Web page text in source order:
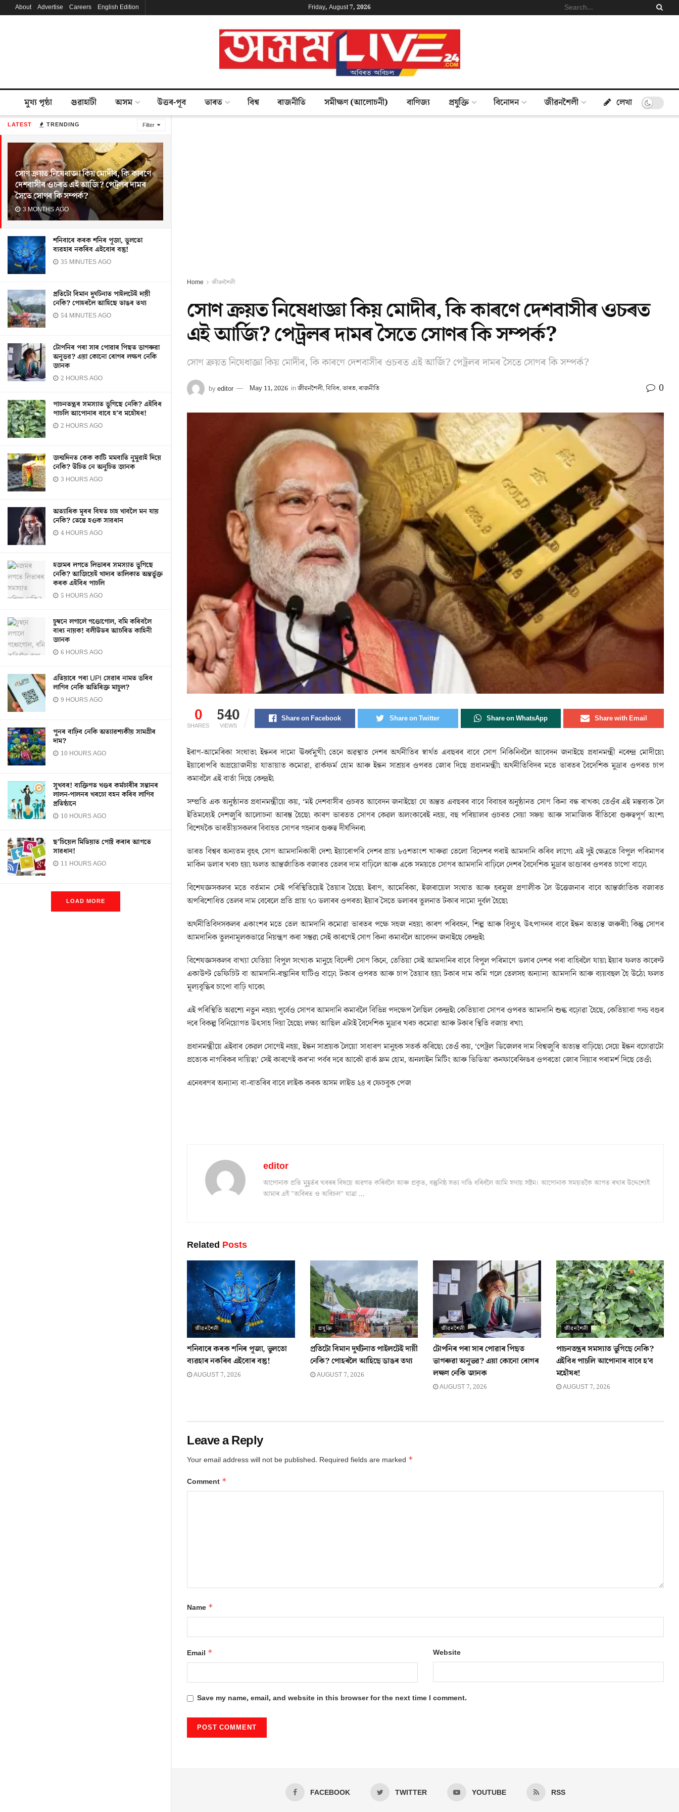
LATEST TRENDING Filter
সোণ ক্ৰয়ত নিষেধাজ্ঞা কিয় মোদীৰ, কি কাৰণে
দেশবাসীৰ ওচৰত এই আৰ্জি? পেট্ৰলৰ দামৰ
সৈতে সোণৰ কি সম্পৰ্ক?
3 MONTHS AGO
শনিবাৰে কৰক শনিৰ পূজা, ভুলতো
ব্যৱহাৰ নকৰিব এইবোৰ বস্তু!
35 MINUTES AGO
প্ৰতিটো বিমান দুৰ্ঘটনাত পাইলটেই দায়ী
নেকি? পোহৰলৈ আহিছে ডাঙৰ তথ্য
54 MINUTES AGO
টোপনিৰ পৰা সাৰ পোৱাৰ পিছত ভাগৰুৱা
অনুভৱ? এয়া কোনো ৰোগৰ লক্ষণ নেকি
জানক
2 HOURS AGO
পাচনতন্ত্ৰৰ সমস্যাত ভুগিছে নেকি? এইবিধ
পাচলি আপোনাৰ বাবে হ’ব মহৌষধ!
2 HOURS AGO
জন্মদিনত কেক কাটি মমবাতি নুমুৱাই দিয়ে
নেকি? উচিত নে অনুচিত জানক
3 HOURS AGO
অত্যাধিক মূৰৰ বিষত চাহ খাবলৈ মন যায়
নেকি? তেন্তে হওক সাৱধান
4 HOURS AGO
হজমৰ লগতে লিভাৰৰ সমস্যাত ভুগিছে
নেকি? আজিয়েই খাদ্যৰ তালিকাত অন্তৰ্ভুক্ত
কৰক এইবিধ পাচলি
5 HOURS AGO
চুম্বনে লগালে গণ্ডোগোল, বমি কৰিবলৈ
বাধ্য নায়ক! বলীউডৰ আচৰিত কাহিনী
জানক
6 HOURS AGO
এতিয়াৰে পৰা UPI সেৱাৰ নামত ভৰিব
লাগিব নেকি অতিৰিক্ত মাচুল?
9 HOURS AGO
পুনৰ বাঢ়িব নেকি অত্যাৱশ্যকীয় সামগ্ৰীৰ
দাম?
10 HOURS AGO
সুখবৰ! ব্যক্তিগত খণ্ডৰ কৰ্মচাৰীৰ সন্তানৰ
লালন-পালনৰ খৰচো বহন কৰিব লাগিব
প্ৰতিষ্ঠানে
10 HOURS AGO
ছ’চিয়েল মিডিয়াত পোষ্ট কৰাৰ আগতে
সাৱধান!
11 HOURS AGO
LOAD MORE
About Advertise Careers English Edition Friday, August 7, 2026
মুখ্য পৃষ্ঠা গুৱাহাটী অসম উত্তৰ-পূব ভাৰত বিশ্ব ৰাজনীতি সমীক্ষণ (আলোচনী) বাণিজ্য প্ৰযুক্তি বিনোদন জীৱনশৈলী লেখা
Home জীৱনশৈলী
সোণ ক্ৰয়ত নিষেধাজ্ঞা কিয় মোদীৰ, কি কাৰণে দেশবাসীৰ ওচৰত
এই আৰ্জি? পেট্ৰলৰ দামৰ সৈতে সোণৰ কি সম্পৰ্ক?
সোণ ক্ৰয়ত নিষেধাজ্ঞা কিয় মোদীৰ, কি কাৰণে দেশবাসীৰ ওচৰত এই আৰ্জি? পেট্ৰলৰ দামৰ সৈতে সোণৰ কি সম্পৰ্ক?
byeditor May 11, 2026 inজীৱনশৈলী,বিবিধ,ভাৰত,ৰাজনীতি 0
0
SHARES
540
VIEWS
Share on Facebook Share on Twitter Share on WhatsApp Share with Email
ইৰাণ-আমেৰিকা সংঘাত৷ ইন্ধনৰ দামো ঊৰ্ধ্বমুখী৷ তেনে অৱস্থাত দেশৰ অৰ্থনীতিৰ স্বাৰ্থত এবছৰৰ বাবে সোণ নিকিনিবলৈ আবেদন জনাইছে প্ৰধানমন্ত্ৰী নৰেন্দ্ৰ মোদীয়ে৷
ইয়াৰোপৰি অপ্ৰয়োজনীয় যাতায়াত কমোৱা, ৱাৰ্কফৰ্ম হোম আৰু ইন্ধন সাশ্ৰয়ৰ ওপৰত জোৰ দিছে প্ৰধানমন্ত্ৰী৷ অৰ্থনীতিবিদৰ মতে ভাৰতৰ বৈদেশিক মুদ্ৰাৰ ওপৰত চাপ
কমাবলৈ এই বাৰ্তা দিছে কেন্দ্ৰই৷
সম্প্ৰতি এক অনুষ্ঠানত প্ৰধানমন্ত্ৰীয়ে কয়, ‘মই দেশবাসীৰ ওচৰত আবেদন জনাইছো যে অন্তত এবছৰৰ বাবে বিবাহৰ অনুষ্ঠানত সোণ কিনা বন্ধ ৰাখক৷ তেওঁৰ এই মন্তব্যক লৈ
ইতিমধ্যেই দেশজুৰি আলোচনা আৰম্ভ হৈছে৷ কাৰণ ভাৰতত সোণৰ কেৱল অলংকাৰেই নহয়, বহু পৰিয়ালৰ ওচৰত সেয়া সঞ্চয় আৰু সামাজিক ৰীতিৰো গুৰুত্বপূৰ্ণ অংশ৷
বিশেষকৈ ভাৰতীয়সকলৰ বিবাহত সোণৰ গহনাৰ গুৰুত্ব দীৰ্ঘদিনৰ৷
ভাৰত বিশ্বৰ অন্যতম বৃহৎ সোণ আমদানিকাৰী দেশ৷ ইয়াৰোপৰি দেশৰ প্ৰায় ৮৫শতাংশ খাৰুৱা তেলো বিদেশৰ পৰাই আমদানি কৰিব লাগে৷ এই দুই ক্ষেত্ৰতে বিপুল পৰিমাণৰ
মাৰ্কিন ডলাৰ খৰচ হয়৷ ফলত আন্তৰ্জাতিক বজাৰত তেলৰ দাম বাঢ়িলে আৰু একে সময়তে সোণৰ আমদানি বাঢ়িলে দেশৰ বৈদেশিক মুদ্ৰাৰ ভাণ্ডাৰৰ ওপৰত চাপো বাঢ়ে৷
বিশেষজ্ঞসকলৰ মতে বৰ্তমান সেই পৰিস্থিতিয়েই তৈয়াৰ হৈছে৷ ইৰাণ, আমেৰিকা, ইজৰায়েল সংঘাত আৰু হৰমুজ প্ৰণালীক লৈ উত্তেজনাৰ বাবে আন্তৰ্জাতিক বজাৰত
অপৰিশোধিত তেলৰ দাম বেৰেলে প্ৰতি প্ৰায় ৭০ ডলাৰৰ ওপৰত৷ ইয়াৰ সৈতে ডলাৰৰ তুলনাত টকাৰ দামো দুৰ্বল হৈছে৷
অৰ্থনীতিবিদসকলৰ একাংশৰ মতে তেল আমদানি কমোৱা ভাৰতৰ পক্ষে সহজ নহয়৷ কাৰণ পৰিবহন, শিল্প আৰু বিদ্যুৎ উৎপাদনৰ বাবে ইন্ধন অত্যন্ত জৰুৰী৷ কিন্তু সোণৰ
আমদানিক তুলনামূলকভাৱে নিয়ন্ত্ৰণ কৰা সম্ভৱ৷ সেই কাৰণেই সোণ কিনা কমাবলৈ আবেদন জনাইছে কেন্দ্রই৷
বিশেষজ্ঞসকলৰ বাখ্যা যেতিয়া বিপুল সংখ্যক মানুহে বিদেশী সোণ কিনে, তেতিয়া সেই আমদানিৰ বাবে বিপুল পৰিমাণে ডলাৰ দেশৰ পৰা বাহিৰলৈ যায়৷ ইয়াৰ ফলত কাৰেণ্ট
একাউণ্ট ডেফিচিট বা আমদানি-ৰপ্তানিৰ ঘাটিও বাঢ়ে৷ টকাৰ ওপৰত আৰু চাপ তৈয়াৰ হয়৷ টকাৰ দাম কমি গলে তেলসহ অন্যান্য আমদানি আৰু ব্যয়বহুল হৈ উঠে৷ ফলত
মূল্যবৃদ্ধিৰ চাপো বাঢ়ি থাকে৷
এই পৰিস্থিতি অৱশ্যে নতুন নহয়৷ পূৰ্বেও সোণৰ আমদানি কমাবলৈ বিভিন্ন পদক্ষেপ লৈছিল কেন্দ্ৰই৷ কেতিয়াবা সোণৰ ওপৰত আমদানি শুল্ক বঢ়োৱা হৈছে, কেতিয়াবা গল্ড বণ্ডৰ
দৰে বিকল্প বিনিয়োগত উৎসাহ দিয়া হৈছে৷ লক্ষ্য আছিল এটাই বৈদেশিক মুদ্ৰাৰ খৰচ কমোৱা আৰু টকাৰ স্থিতি বজায় ৰখা৷
প্রধানমন্ত্ৰীয়ে এইবাৰ কেৱল সোণেই নহয়, ইন্ধন সাশ্ৰয়ক লৈয়ো সাধাৰণ মানুহক সতৰ্ক কৰিছে৷ তেওঁ কয়, ‘পেট্ৰল ডিজেলৰ দাম বিশ্বজুৰি অত্যন্ত বাঢ়িছে৷ সেয়ে ইন্ধন বচোৱাটো
প্ৰত্যেক নাগৰিকৰ দায়িত্ব৷’ সেই কাৰণেই কৰ’না পৰ্বৰ দৰে আকৌ ৱাৰ্ক ফ্ৰম হোম, অনলাইন মিটিং আৰু ভিডিঅ’ কনফাৰেন্সিঙৰ ওপৰতো জোৰ দিয়াৰ পৰামৰ্শ দিছে তেওঁ৷
এনেধৰণৰ অন্যান্য বা-বাতৰিৰ বাবে লাইক কৰক অসম লাইভ ২৪ ৰ ফেচবুক পেজ
editor
আপোনাক প্ৰতি মুহূৰ্তৰ খবৰৰ বিষয়ে অৱগত কৰিবলৈ আৰু প্ৰকৃত, বস্তুনিষ্ঠ সত্য দাঙি ধৰিবলৈ আমি সদায় সষ্টম। আপোনাক সময়তকৈ আগত ৰখাৰ উদ্দেশ্যেই
আমাৰ এই "অবিৰত ও অবিচল" যাত্ৰা ...
Related Posts
জীৱনশৈলী
শনিবাৰে কৰক শনিৰ পূজা, ভুলতো
ব্যৱহাৰ নকৰিব এইবোৰ বস্তু!
AUGUST 7, 2026
প্ৰযুক্তি
প্ৰতিটো বিমান দুৰ্ঘটনাত পাইলটেই দায়ী
নেকি? পোহৰলৈ আহিছে ডাঙৰ তথ্য
AUGUST 7, 2026
জীৱনশৈলী
টোপনিৰ পৰা সাৰ পোৱাৰ পিছত
ভাগৰুৱা অনুভৱ? এয়া কোনো ৰোগৰ
লক্ষণ নেকি জানক
AUGUST 7, 2026
জীৱনশৈলী
পাচনতন্ত্ৰৰ সমস্যাত ভুগিছে নেকি?
এইবিধ পাচলি আপোনাৰ বাবে হ’ব
মহৌষধ!
AUGUST 7, 2026
Leave a Reply
Your email address will not be published. Required fields are marked *
Comment *
Name *
Email * Website
Save my name, email, and website in this browser for the next time I comment.
FACEBOOK TWITTER YOUTUBE RSS